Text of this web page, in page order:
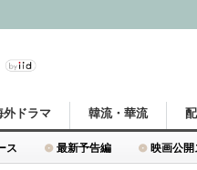
ス 最新予告編 映画公開
外ドラマ 韓流・華流